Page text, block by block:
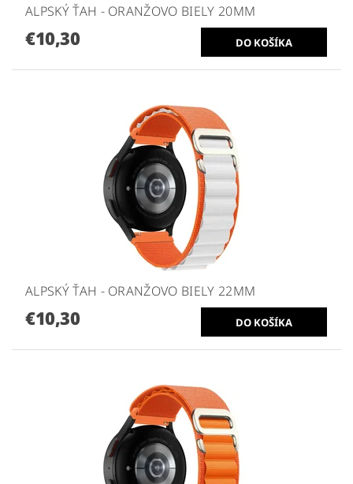
ALPSKÝ ŤAH - ORANŽOVO BIELY 20MM
€10,30
ALPSKÝ ŤAH - ORANŽOVO BIELY 22MM
€10,30